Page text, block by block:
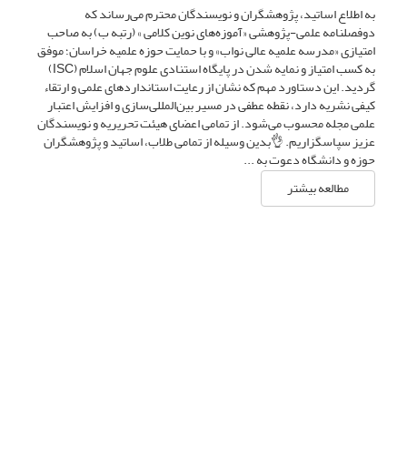
به اطلاع اساتید، پژوهشگران و نویسندگان محترم می‌رساند که
دوفصلنامه علمی-پژوهشی «آموزه‌های نوین کلامی » (رتبه ب) به صاحب
امتیازی «مدرسه علمیه عالی نواب» و با حمایت حوزه علمیه خراسان؛ موفق
به کسب امتیاز و نمایه شدن در پایگاه استنادی علوم جهان اسلام (ISC)
گردید. این دستاورد مهم که نشان از رعایت استانداردهای علمی و ارتقاء
کیفی نشریه دارد، نقطه عطفی در مسیر بین‌المللی‌سازی و افزایش اعتبار
علمی مجله محسوب می‌شود. از تمامی اعضای هیئت تحریریه و نویسندگان
عزیز سپاسگزاریم. 👌بدین وسیله از تمامی طلاب، اساتید و پژوهشگران
حوزه و دانشگاه دعوت به ...
مطالعه بیشتر